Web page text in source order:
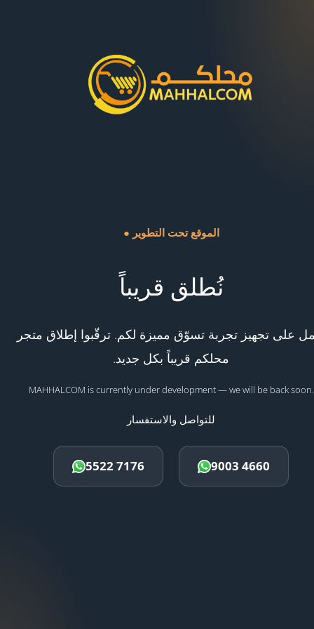
● الموقع تحت التطوير
نُطلق قريباً
على تجهيز تجربة تسوّق مميزة لكم. ترقّبوا إطلاق متجر
محلكم قريباً بكل جديد.
MAHHALCOM is currently under development — we will be back soon.
للتواصل والاستفسار
5522 7176 9003 4660